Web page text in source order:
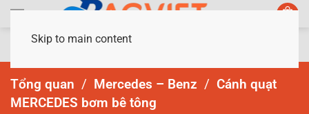
Skip to main content
Tổng quan Mercedes – Benz
Cánh quạt
MERCEDES bơm bê tông